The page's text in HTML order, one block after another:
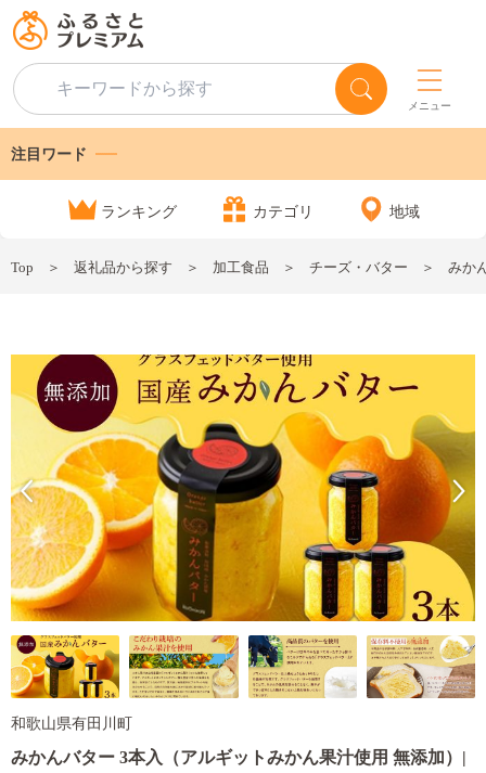
メニュー
注目ワード
ランキング カテゴリ 地域
Top 返礼品から探す 加工食品 チーズ・バター みか
和歌山県有田川町
みかんバター 3本入（アルギットみかん果汁使用 無添加）|